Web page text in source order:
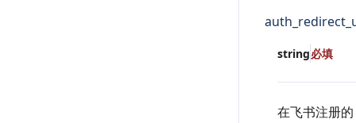
string必填
在飞书注册